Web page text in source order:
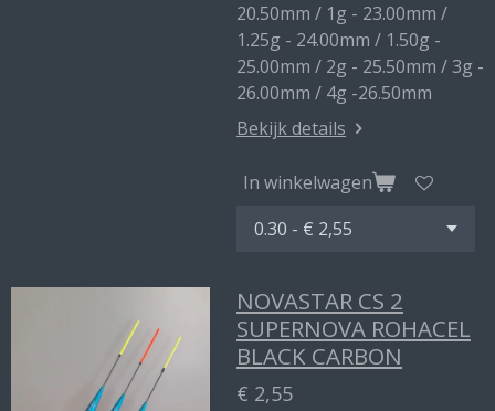
20.50mm / 1g - 23.00mm /
1.25g - 24.00mm / 1.50g -
25.00mm / 2g - 25.50mm / 3g -
26.00mm / 4g -26.50mm
Bekijk details
In winkelwagen
NOVASTAR CS 2
SUPERNOVA ROHACEL
BLACK CARBON
€ 2,55